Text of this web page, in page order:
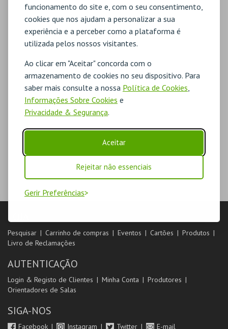
funcionamento do site e, com o seu consentimento,
cookies que nos ajudam a personalizar a sua
experiência e a perceber como a plataforma é
utilizada pelos nossos visitantes.
Ao clicar em "Aceitar" concorda com o
armazenamento de cookies no seu dispositivo. Para
saber mais consulte a nossa Política de Cookies
Informações Sobre Cookies e
Privacidade & Segurança.
Aceitar
Rejeitar não essenciais
Gerir Preferências
LOJA
Pesquisar Carrinho de compras Eventos Cartões
Produtos
Livro de Reclamações
AUTENTICAÇÃO
Login & Registo de Clientes Minha Conta
Produtores
Orientadores de Salas
SIGA-NOS
Facebook Instagram Twitter E-mail